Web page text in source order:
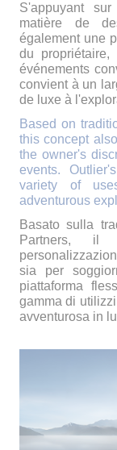
S'appuyant
matière de
également une
du
événements
convient à un
de luxe à
Based on
this concept
the owner's
events.
variety of
adventurous
Basato sulla
Partners, il
sia per
piattaforma
gamma di
avventurosa in